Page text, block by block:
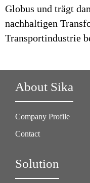
Globus und trägt
nachhaltigen
Transportindustrie
About Sika
Company Profile
Contact
Solution